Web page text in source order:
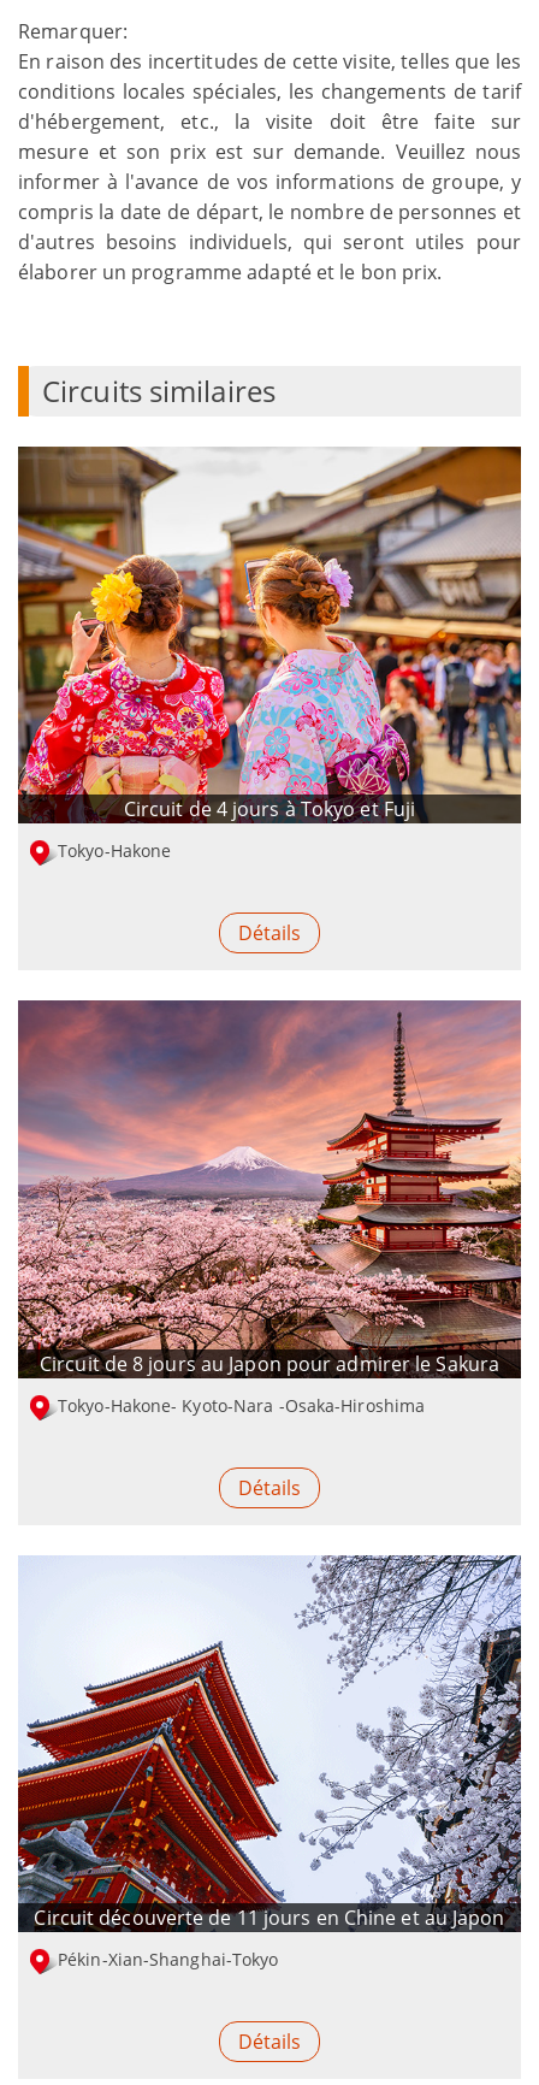
Remarquer:
En raison des incertitudes de cette visite, telles que les
conditions locales spéciales, les changements de tarif
d'hébergement, etc., la visite doit être faite sur
mesure et son prix est sur demande. Veuillez nous
informer à l'avance de vos informations de groupe, y
compris la date de départ, le nombre de personnes et
d'autres besoins individuels, qui seront utiles pour
élaborer un programme adapté et le bon prix.
Circuits similaires
Circuit de 4 jours à Tokyo et Fuji
Tokyo-Hakone
Détails
Circuit de 8 jours au Japon pour admirer le Sakura
Tokyo-Hakone- Kyoto-Nara -Osaka-Hiroshima
Détails
Circuit découverte de 11 jours en Chine et au Japon
Pékin-Xian-Shanghai-Tokyo
Détails